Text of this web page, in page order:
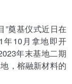
”奠基仪式近日在
年10月拿地即开
年末基地二期
，榕融新材料的